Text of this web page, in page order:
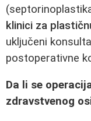
klinici za
uključeni
postoperativne
Da li se
zdravstvenog